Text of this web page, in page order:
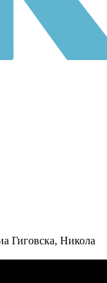
Гиговска, Никола